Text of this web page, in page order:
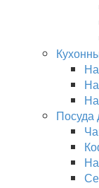
Посуда